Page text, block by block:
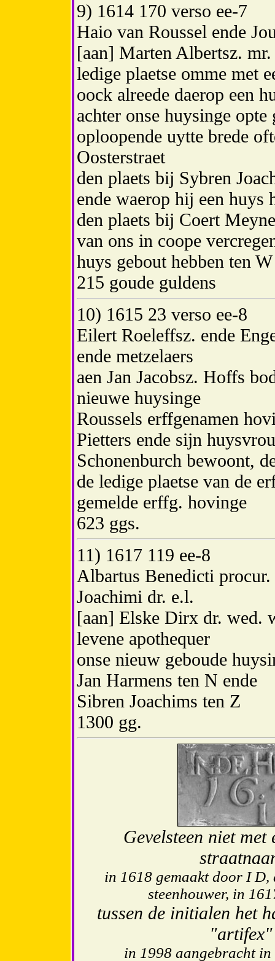
9) 1614 170 verso ee-7
Haio van Roussel ende
[aan] Marten Albertsz.
ledige plaetse omme met
oock alreede daerop een
achter onse huysinge
oploopende uytte brede
Oosterstraet
den plaets bij Sybren
ende waerop hij een huys
den plaets bij Coert
van ons in coope
huys gebout hebben ten W
215 goude guldens
10) 1615 23 verso ee-8
Eilert Roeleffsz. ende
ende metzelaers
aen Jan Jacobsz. Hoffs
nieuwe huysinge
Roussels erffgenamen
Pietters ende sijn
Schonenburch bewoont,
de ledige plaetse van de
gemelde erffg. hovinge
623 ggs.
11) 1617 119 ee-8
Albartus Benedicti
Joachimi dr. e.l.
[aan] Elske Dirx dr. wed.
levene apothequer
onse nieuw geboude
Jan Harmens ten N ende
Sibren Joachims ten Z
1300 gg.
Gevelsteen niet met
in 1618 gemaakt door I
steenhouwer, in
tussen de initialen het
in 1998 aangebracht